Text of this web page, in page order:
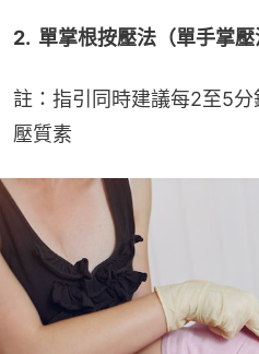
2.  單掌根按壓法（單手掌壓
註：指引同時建議每2至5
壓質素